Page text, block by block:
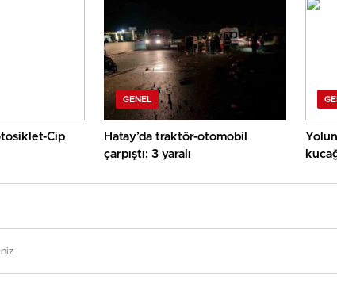
Cip
GENEL
Hatay’da traktör-otomobil
çarpıştı: 3 yaralı